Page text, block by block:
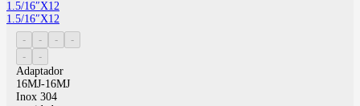
1.5/16″X12
1.5/16″X12
Adaptador
16MJ-16MJ
Inox 304